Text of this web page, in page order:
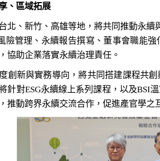
、區域拓展
北、新竹、高雄等地，將共同推動永
險管理、永續報告撰寫、董事會職能
協助企業落實永續治理責任。
創新與實務導向，將共同搭建課程共
針對ESG永續線上系列課程，以及BSI
推動跨界永續交流合作，促進產官學之